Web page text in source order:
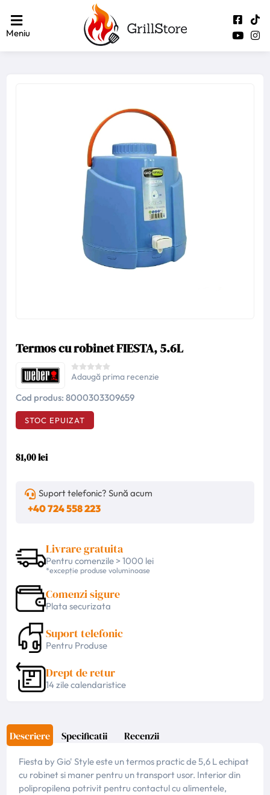
Meniu
Termos cu robinet FIESTA, 5.6L
Adaugă prima recenzie
Cod produs: 8000303309659
STOC EPUIZAT
81,00 lei
Suport telefonic? Sună acum
+40 724 558 223
Livrare gratuita
Pentru comenzile > 1000 lei
*excepție produse voluminoase
Comenzi sigure
Plata securizata
Suport telefonic
Pentru Produse
Drept de retur
14 zile calendaristice
Descriere Specificatii Recenzii
Fiesta by Gio' Style este un termos practic de 5,6 L echipat
cu robinet si maner pentru un transport usor. Interior din
polipropilena potrivit pentru contactul cu alimentele,